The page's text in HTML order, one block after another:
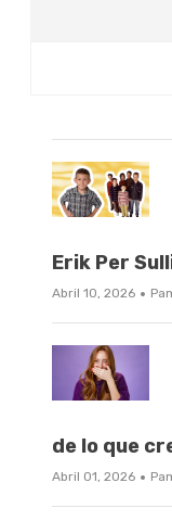
Erik Per
Abril 10, 2026 ·
de lo que
Abril 01, 2026 ·